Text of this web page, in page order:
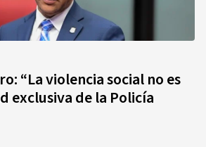
“La violencia social no es
exclusiva de la Policía